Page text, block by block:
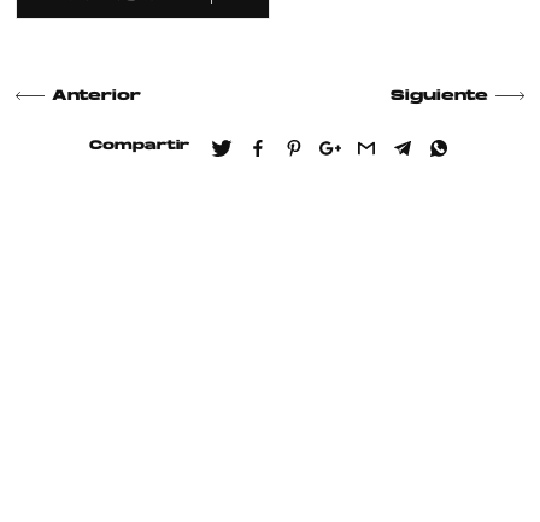
Anterior Siguiente
Compartir